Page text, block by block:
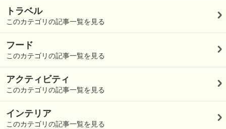
トラベル
このカテゴリの記事一覧を見る
フード
このカテゴリの記事一覧を見る
アクティビティ
このカテゴリの記事一覧を見る
インテリア
このカテゴリの記事一覧を見る